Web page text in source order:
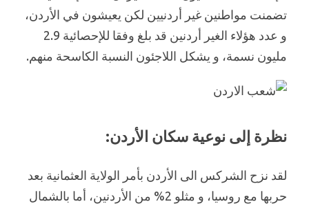
تضمنت مواطنين غير أردنيين لكن يعيشون في الأردن،
و عدد هؤلاء الغير أردنين قد بلغ وفقا للإحصائية 2.9
مليون نسمة، و يشكل اللاجئون النسبة الكاسحة منهم.
نظرة إلى نوعية سكان الأردن:
لقد نزح الشركس الى الأردن بأمر الولاية العثمانية بعد
حربها مع روسيا، و مثلو 2% من الأردنين، أما بالشمال